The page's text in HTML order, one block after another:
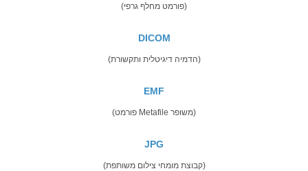
(פורמט מחלף גרפי)
DICOM
(הדמיה דיגיטלית ותקשורת)
EMF
(פורמט Metafile משופר)
JPG
(קבוצת מומחי צילום משותפת)